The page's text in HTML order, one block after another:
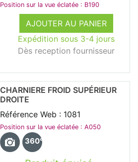
AJOUTER AU PANIER
Expédition sous 3-4 jours
Dès reception fournisseur
Position sur la vue éclatée : B190
CHARNIERE FROID SUPÉRIEUR
DROITE
Référence Web : 1081
Position sur la vue éclatée : A050
360°